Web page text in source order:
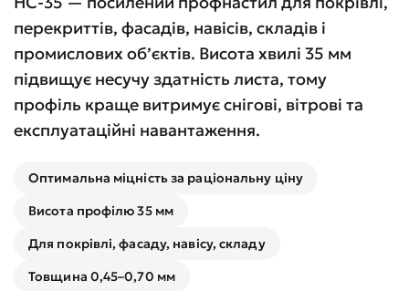
перекриттів, фасадів, навісів, складів і
промислових об’єктів. Висота хвилі 35 мм
підвищує несучу здатність листа, тому
профіль краще витримує снігові, вітрові та
експлуатаційні навантаження.
Оптимальна міцність за раціональну ціну
Висота профілю 35 мм
Для покрівлі, фасаду, навісу, складу
Товщина 0,45–0,70 мм